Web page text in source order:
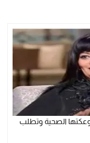
الصحية وتطلب